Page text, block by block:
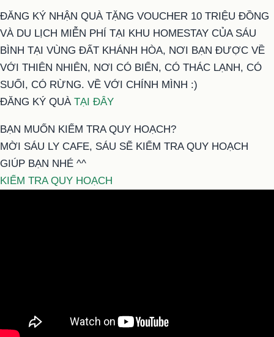
ĐĂNG KÝ NHẬN QUÀ TẶNG VOUCHER 10 TRIỆU ĐỒNG
VÀ DU LỊCH MIỄN PHÍ TẠI KHU HOMESTAY CỦA SÁU
BÌNH TẠI VÙNG ĐẤT KHÁNH HÒA, NƠI BẠN ĐƯỢC VỀ
VỚI THIÊN NHIÊN, NƠI CÓ BIỂN, CÓ THÁC LẠNH, CÓ
SUỐI, CÓ RỪNG. VỀ VỚI CHÍNH MÌNH :)
ĐĂNG KÝ QUÀ TẠI ĐÂY
BẠN MUỐN KIỂM TRA QUY HOẠCH?
MỜI SÁU LY CAFE, SÁU SẼ KIỂM TRA QUY HOẠCH
GIÚP BẠN NHÉ ^^
KIỂM TRA QUY HOẠCH